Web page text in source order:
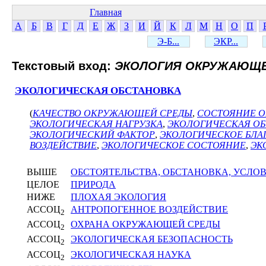
Главная
А
Б В Г Д Е Ж З И Й К Л М Н О П
Э-Б...
ЭКР...
Текстовый вход: ЭКОЛОГИЯ
ЭКОЛОГИЧЕСКАЯ ОБСТАНОВКА
(КАЧЕСТВО ОКРУЖАЮЩЕЙ СРЕДЫ, СОСТОЯНИЕ
ЭКОЛОГИЧЕСКАЯ НАГРУЗКА, ЭКОЛОГИЧЕСКАЯ
ЭКОЛОГИЧЕСКИЙ ФАКТОР, ЭКОЛОГИЧЕСКОЕ
ВОЗДЕЙСТВИЕ, ЭКОЛОГИЧЕСКОЕ СОСТОЯНИЕ,
ВЫШЕ
ОБСТОЯТЕЛЬСТВА, ОБСТАНОВКА,
ЦЕЛОЕ
ПРИРОДА
НИЖЕ
ПЛОХАЯ ЭКОЛОГИЯ
АССОЦ2
АНТРОПОГЕННОЕ ВОЗДЕЙСТВИЕ
АССОЦ2
ОХРАНА ОКРУЖАЮЩЕЙ СРЕДЫ
АССОЦ2
ЭКОЛОГИЧЕСКАЯ БЕЗОПАСНОСТЬ
АССОЦ2
ЭКОЛОГИЧЕСКАЯ НАУКА